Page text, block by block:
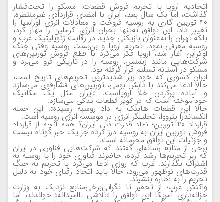
اتحادیه اروپا با تحریم فروش قطعات، مسکو را تحت‌فشار
گذاشت، اما یک سال بعد، ایران با امضای قراردادی غیرمنتظره،
۴۰ توربین گازی به روسیه فروخت و معادلات انرژی اوراسیا را
تغییر داد. این توافق نه‌تنها بحران انرژی کرملین را مهار کرد،
بلکه تهران را به‌عنوان بازیکنی جدید در رقابت ژئوپلیتیک غرب و
روسیه معرفی نمود.تحریم اروپا و بن‌بست روسیهوقتی جنگ
اوکراین آغاز شد، اروپا فکر می‌کرد با قطع فروش توربین‌های
شرکت‌هایی مانند زیمنس، روسیه را در تاریکی فرو می‌برد و
مسکو در آستانه تسلیم قرار گرفته بود.
ایران کشوری که خود زیر شدیدترین تحریم‌های تاریخ است،
حالا ادعا می‌کند با دانش بومی، توربین‌های فشارقوی می‌سازد
و آماده پرکردن خلأ اروپاست.«ایران مثل یک مکانیک
خودآموخته است که در کویر قطعات یدکی می‌سازد.
حالا این قطعات هایتک به داد روسیه رسیده». این جمله
الکساندرا پترووا، تحلیلگر انرژی در موسسه انرژی روسیه است.
قرارداد ۴۰ توربین؛ نماد قدرت فنی ایران؟ همه آنچه از قرارداد
فروش توربین ایران به روسیه درز کرده جز یک خبر کوتاه نیست
و جزئیات این توافق محرمانه است.
برخی از منابع رسانه‌ای گفتند که شرکت‌هایی فناوری در ایران
که زیر تحریم‌ها رشد کرده، حاضرند فناوری خود را با روسیه به
اشتراک بگذارند.غرب که روزی ادعا می‌کرد با تحریم به جنگ
قدرت‌های نوظهور می‌رود، حالا باید اتحاد رقبای خود به دلیل
تحریم را به نظاره بنشیند.
واکنش غرب؛ از تحقیر تا نگرانیبرخی‌منابع نزدیک به وزارت
خزانه‌داری آمریکا این توافق را «تلاشی ناامیدانه» خواندند، اما